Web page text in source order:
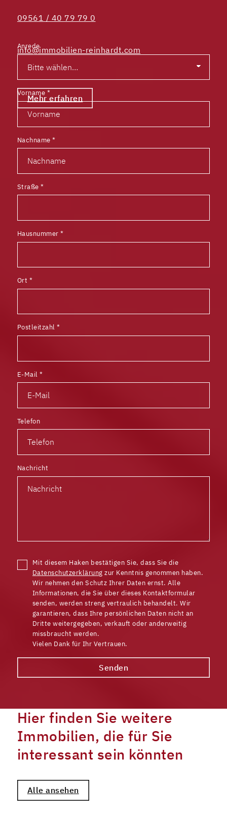
09561 / 40 79 79 0
info@immobilien-reinhardt.com
Mehr erfahren
Anrede
Vorname *
Nachname*
Straße*
Hausnummer*
Ort *
Postleitzahl*
E-Mail*
Telefon
Nachricht
Mit diesem Haken bestätigen Sie, dass Sie die
Datenschutzerklärung zur Kenntnis genommen haben.
Wir nehmen den Schutz Ihrer Daten ernst. Alle
Informationen, die Sie über dieses Kontaktformular
senden, werden streng vertraulich behandelt. Wir
garantieren, dass Ihre persönlichen Daten nicht an
Dritte weitergegeben, verkauft oder anderweitig
missbraucht werden.
Vielen Dank für Ihr Vertrauen.
Senden
Hier finden Sie weitere
Immobilien, die für Sie
interessant sein könnten
Alle ansehen